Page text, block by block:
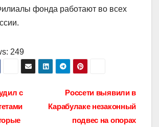
фонда работают во всех
249
Россети выявили в
Карабулаке незаконный
подвес на опорах
с